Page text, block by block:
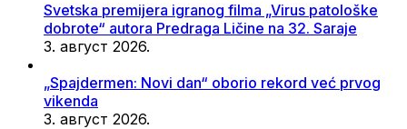
Svetska premijera igranog filma „Virus patološke
dobrote“ autora Predraga Ličine na 32. Saraje
3. август 2026.
„Spajdermen: Novi dan“ oborio rekord već prvog
vikenda
3. август 2026.